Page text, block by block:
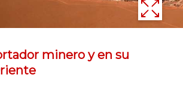
minero y en su